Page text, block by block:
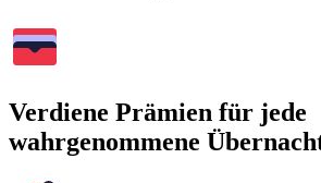
Verdiene Prämien für jede
wahrgenommene